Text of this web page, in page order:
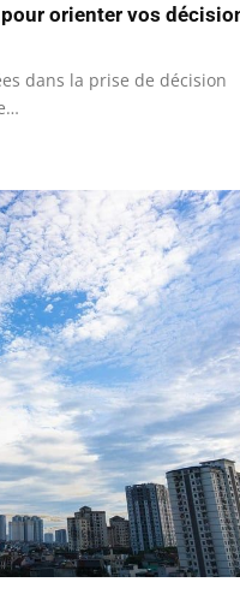
orienter vos
dans la prise de décision